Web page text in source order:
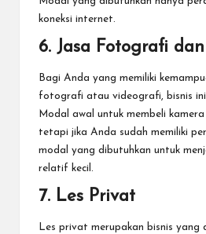
koneksi internet.
6. Jasa Fotografi
Bagi Anda yang memiliki
fotografi atau videografi, bisnis ini
Modal awal untuk membeli
tetapi jika Anda sudah memiliki
modal yang dibutuhkan untuk
relatif kecil.
7. Les Privat
Les privat merupakan bisnis yang